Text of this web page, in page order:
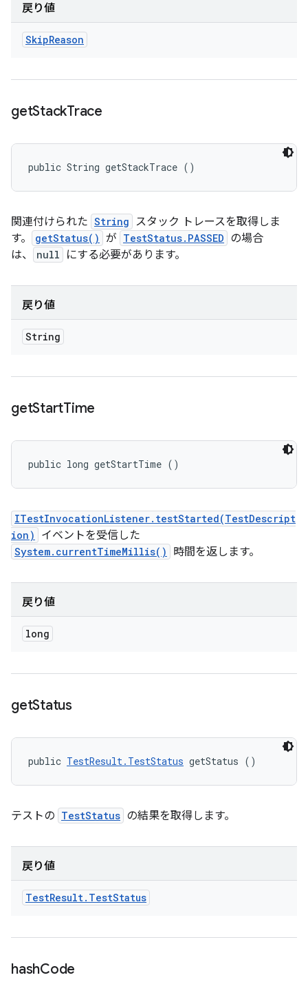
戻り値
SkipReason
getStackTrace
public String getStackTrace ()
関連付けられた String スタック トレースを取得しま
す。
getStatus() が TestStatus.PASSED の場合
は、
null にする必要があります。
戻り値
String
getStartTime
public long getStartTime ()
ITestInvocationListener.testStarted(TestDescript
ion)
イベントを受信した
System.currentTimeMillis() 時間を返します。
戻り値
long
getStatus
public TestResult.TestStatus getStatus ()
テストの TestStatus の結果を取得します。
戻り値
TestResult. TestStatus
hashCode